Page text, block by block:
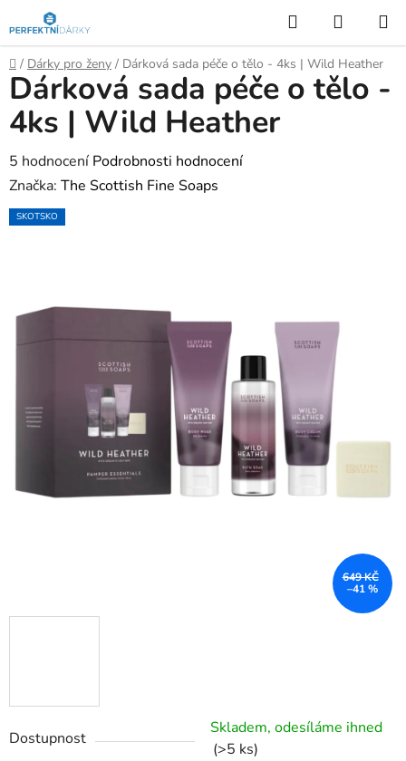
na
obsah
Hledat
KOŠÍK
Domů
/ Dárky pro ženy / Dárková sada péče o tělo - 4ks | Wild Heather
Dostupnost
Skladem, odesíláme ihned
(>5 ks)
Dárková sada péče o tělo -
4ks | Wild Heather
Průměrné
hodnocení
produktu
5 hodnocení Podrobnosti hodnocení
Značka: The Scottish Fine Soaps
SKOTSKO
649 KČ
–41 %